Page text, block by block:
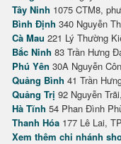
Tây Ninh 1075 CTM8,
Bình Định 340 Nguyễn
Cà Mau 221 Lý Thường
Bắc Ninh 83 Trần Hưng
Phú Yên 30A Nguyễn
Quảng Bình 41 Trần
Quảng Trị 92 Nguyễn
Hà Tĩnh 54 Phan Đình
Thanh Hóa 177 Lê Lai,
Xem thêm chi nhánh